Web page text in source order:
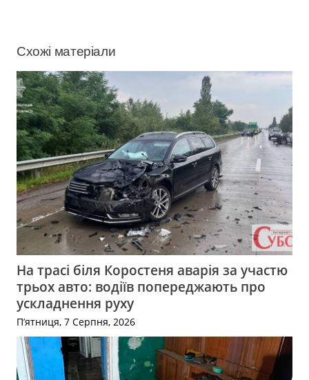
Схожі матеріали
На трасі біля Коростеня аварія за участю
трьох авто: водіїв попереджають про
ускладнення руху
П’ятниця, 7 Серпня, 2026